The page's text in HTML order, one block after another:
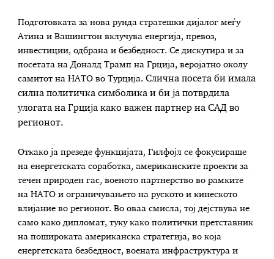
Подготовката за нова рунда стратешки дијалог меѓу
Атина и Вашингтон вклучува енергија, превоз,
инвестиции, одбрана и безбедност. Се дискутира и за
посетата на Доналд Трамп на Грција, веројатно околу
самитот на НАТО во Турција.Слична посета би имала
силна политичка симболика и би ја потврдила
улогата на Грција како важен партнер на САД во
регионот.
Откако ја презеде функцијата, Гилфојл се фокусираше
на енергетската соработка, американските проекти за
течен природен гас, военото партнерство во рамките
на НАТО и ограничувањето на руското и кинеското
влијание во регионот. Во оваа смисла, тој дејствува не
само како дипломат, туку како политички претставник
на пошироката американска стратегија, во која
енергетската безбедност, воената инфраструктура и